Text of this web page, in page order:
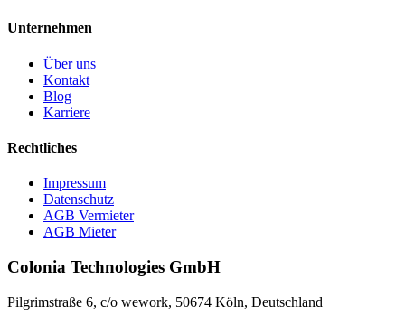
Unternehmen
Über uns
Kontakt
Blog
Karriere
Rechtliches
Impressum
Datenschutz
AGB Vermieter
AGB Mieter
Colonia Technologies GmbH
Pilgrimstraße 6, c/o wework, 50674 Köln, Deutschland